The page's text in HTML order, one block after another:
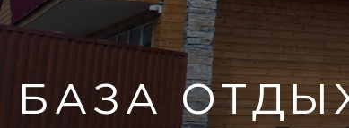
БАЗА